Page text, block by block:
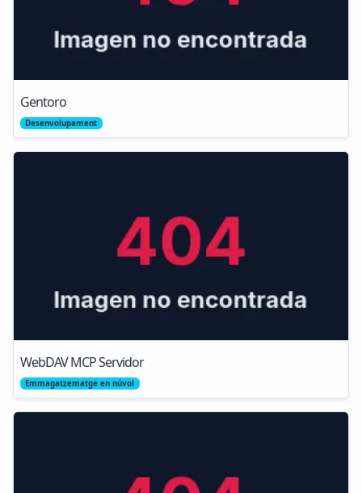
Gentoro
Desenvolupament
WebDAV MCP Servidor
Emmagatzematge en núvol